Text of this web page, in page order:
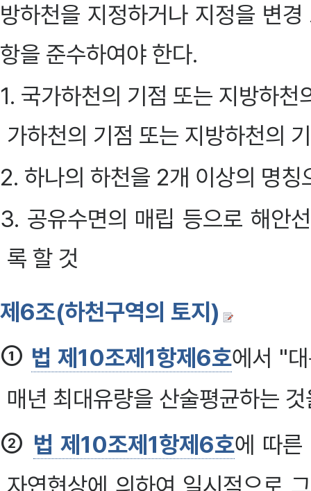
방하천을 지정하거나 지정을 변
항을 준수하여야 한다.
1. 국가하천의 기점 또는 지방하
가하천의 기점 또는 지방하천의
2. 하나의 하천을 2개 이상의 명칭
3. 공유수면의 매립 등으로 해안
록 할 것
제6조(하천구역의 토지)
① 법 제10조제1항제6호에서 "
매년 최대유량을 산술평균하는
② 법 제10조제1항제6호에 따른
자연현상에 의하여 일시적으로